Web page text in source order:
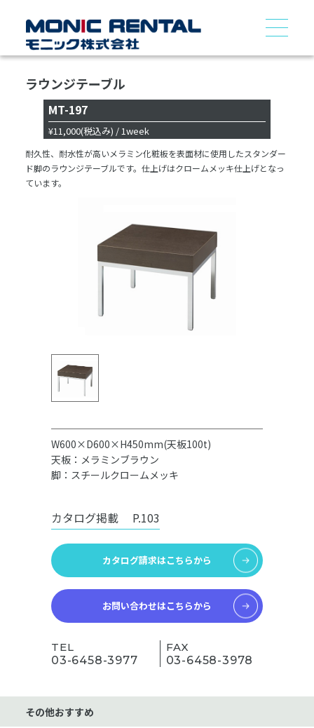
ラウンジテーブル
MT-197
¥11,000(税込み) / 1week
耐久性、耐水性が高いメラミン化粧板を表面材に使用したスタンダー
ド脚のラウンジテーブルです。仕上げはクロームメッキ仕上げとなっ
ています。
W600×D600×H450mm(天板100t)
天板：メラミンブラウン
脚：スチールクロームメッキ
カタログ掲載 P.103
カタログ請求はこちらから
お問い合わせはこちらから
TEL
03-6458-3977
FAX
03-6458-3978
その他おすすめ